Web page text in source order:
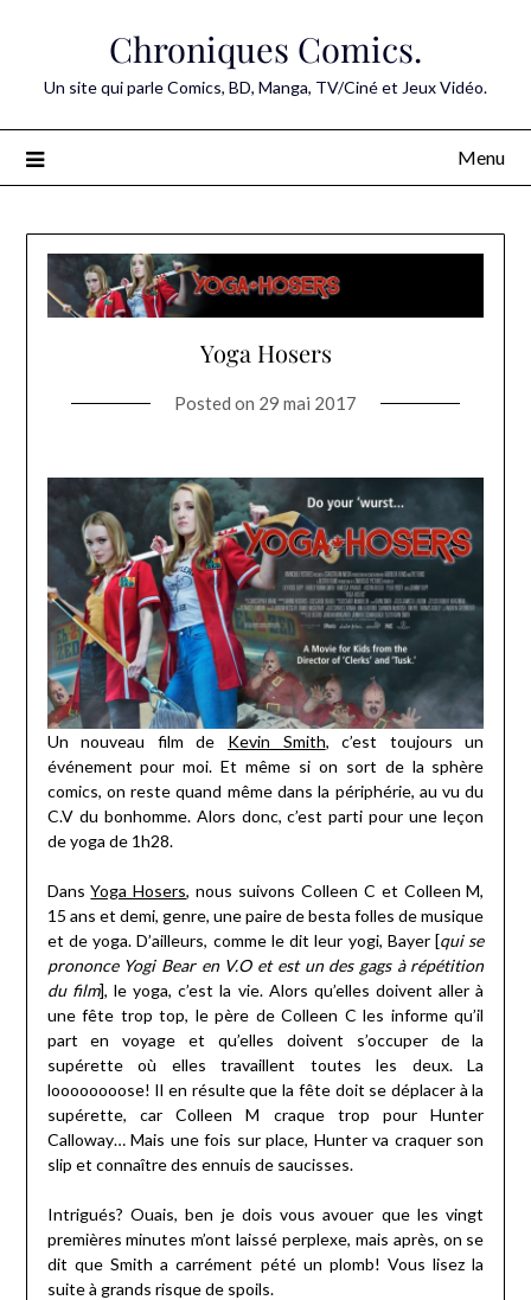
Chroniques Comics.
Un site qui parle Comics, BD, Manga, TV/Ciné et Jeux Vidéo.
Menu
Yoga Hosers
Posted on 29 mai 2017
Un nouveau film de Kevin Smith, c’est toujours un
événement pour moi. Et même si on sort de la sphère
comics, on reste quand même dans la périphérie, au vu du
C.V du bonhomme. Alors donc, c’est parti pour une leçon
de yoga de 1h28.
DansYoga Hosers, nous suivons Colleen C et Colleen M,
15 ans et demi, genre, une paire de besta folles de musique
et de yoga. D’ailleurs, comme le dit leur yogi, Bayer [qui se
prononce Yogi Bear en V.O et est un des gags à répétition
du film], le yoga, c’est la vie. Alors qu’elles doivent aller à
une fête trop top, le père de Colleen C les informe qu’il
part en voyage et qu’elles doivent s’occuper de la
supérette où elles travaillent toutes les deux. La
loooooooose! Il en résulte que la fête doit se déplacer à la
supérette, car Colleen M craque trop pour Hunter
Calloway… Mais une fois sur place, Hunter va craquer son
slip et connaître des ennuis de saucisses.
Intrigués? Ouais, ben je dois vous avouer que les vingt
premières minutes m’ont laissé perplexe, mais après, on se
dit que Smith a carrément pété un plomb! Vous lisez la
suite à grands risque de spoils.